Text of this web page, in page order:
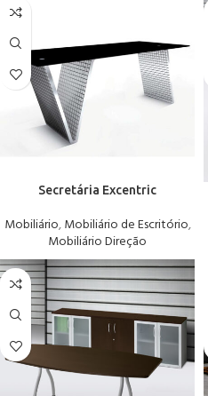
Secretária Excentric
Mobiliário,Mobiliário de Escritório,
Mobiliário Direção